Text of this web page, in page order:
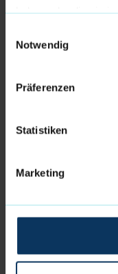
Notwendig
Präferenzen
Statistiken
Marketing
Unterstützung
der
Sei ein Schiri!
Unser